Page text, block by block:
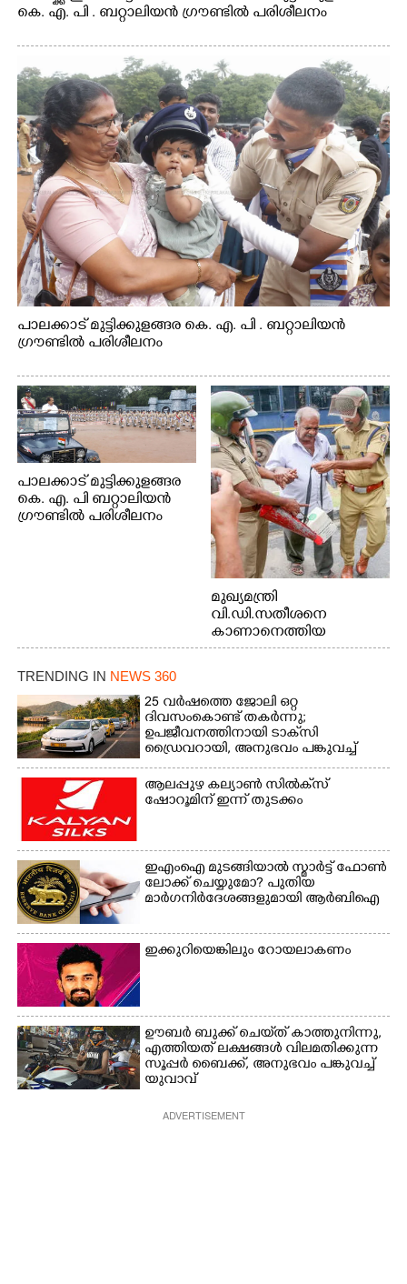
കെ. എ. പി . ബറ്റാലിയൻ ഗ്രൗണ്ടിൽ പരിശീലനം
പാലക്കാട് മുട്ടിക്കുളങ്ങര കെ. എ. പി . ബറ്റാലിയൻ
ഗ്രൗണ്ടിൽ പരിശീലനം
പാലക്കാട് മുട്ടിക്കുളങ്ങര
കെ. എ. പി ബറ്റാലിയൻ
ഗ്രൗണ്ടിൽ പരിശീലനം
മുഖ്യമന്ത്രി
വി.ഡി.സതീശനെ
കാണാനെത്തിയ
മോഹനൻ നായർ
TRENDING IN NEWS 360
25 വർഷത്തെ ജോലി ഒറ്റ
ദിവസംകൊണ്ട് തകർന്നു;
ഉപജീവനത്തിനായി ടാക്‌സി
ഡ്രൈവറായി,​ അനുഭവം പങ്കുവച്ച്
യുവതി
ആലപ്പുഴ കല്യാൺ സിൽക്‌സ്
ഷോറൂമിന് ഇന്ന് തുടക്കം
ഇഎംഐ മുടങ്ങിയാൽ സ്മാർട്ട് ഫോൺ
ലോക്ക് ചെയ്യുമോ? പുതിയ
മാർഗനിർദേശങ്ങളുമായി ആർബിഐ
ഇക്കുറിയെങ്കിലും റോയലാകണം
ഊബർ ബുക്ക് ചെയ്‌ത് കാത്തുനിന്നു,​
എത്തിയത് ലക്ഷങ്ങൾ വിലമതിക്കുന്ന
സൂപ്പർ ബൈക്ക്,​ അനുഭവം പങ്കുവച്ച്
യുവാവ്
ADVERTISEMENT